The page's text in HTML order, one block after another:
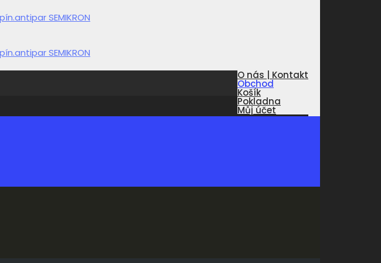
O nás | Kontakt
Obchod
Košík
Pokladna
Můj účet